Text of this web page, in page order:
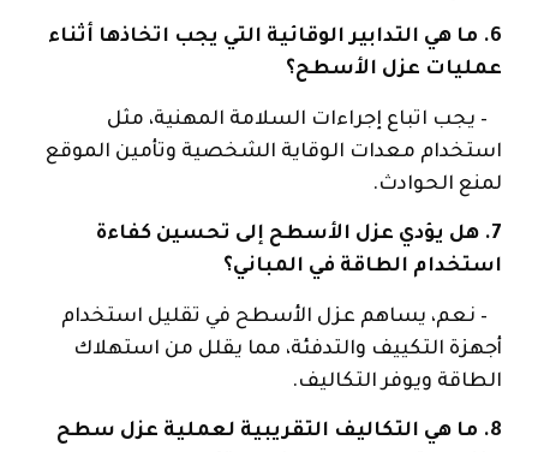
6. ما هي التدابير الوقائية التي يجب اتخاذها أثناء
عمليات عزل الأسطح؟
– يجب اتباع إجراءات السلامة المهنية، مثل
استخدام معدات الوقاية الشخصية وتأمين الموقع
لمنع الحوادث.
7. هل يؤدي عزل الأسطح إلى تحسين كفاءة
استخدام الطاقة في المباني؟
– نعم، يساهم عزل الأسطح في تقليل استخدام
أجهزة التكييف والتدفئة، مما يقلل من استهلاك
الطاقة ويوفر التكاليف.
8. ما هي التكاليف التقريبية لعملية عزل سطح